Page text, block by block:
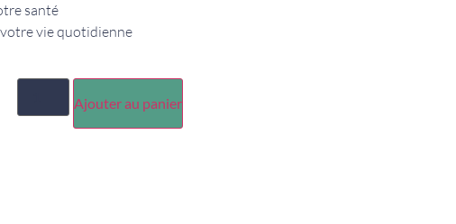
santé
votre vie quotidienne
Ajouter au panier